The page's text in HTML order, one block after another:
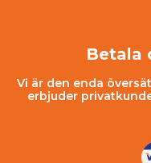
Betala
Vi är den enda
erbjuder